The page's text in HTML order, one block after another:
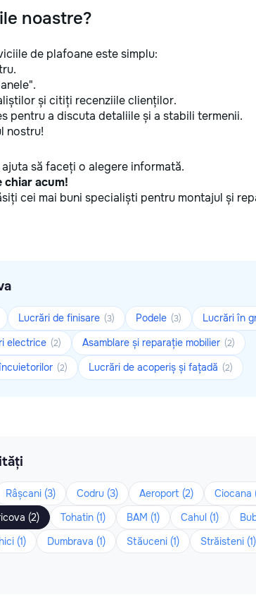
noastre?
de plafoane este simplu:
și citiți recenziile clienților.
pentru a discuta detaliile și a stabili termenii.
nostru!
să faceți o alegere informată.
chiar acum!
cei mai buni specialiști pentru montajul și
Lucrări de finisare (3) Podele (3) Lucrări în
electrice (2) Asamblare și reparație mobilier (2)
(2) Lucrări de acoperiș și fațadă (2)
Râșcani (3) Codru (3) Aeroport (2)
Ciocana
(2) Tohatin (1) BAM (1) Cahul (1)
(1) Dumbrava (1) Stăuceni (1)
Străisteni (1)